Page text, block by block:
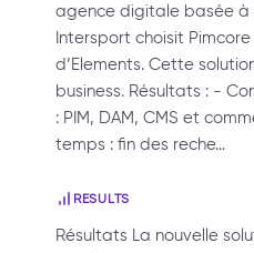
agence digitale basée à
Intersport choisit
d’Elements. Cette
business. Résultats : -
: PIM, DAM, CMS et
temps : fin des reche…
RESULTS
Résultats La nouvelle